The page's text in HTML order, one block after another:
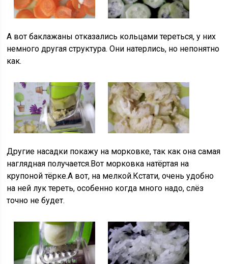
А вот баклажаны отказались кольцами тереться, у них
немного другая структура. Они натерлись, но непонятно
как.
Другие насадки покажу на морковке, так как она самая
наглядная получается.Вот морковка натёртая на
крупоной тёрке.А вот, на мелкой.Кстати, очень удобно
на ней лук тереть, особенно когда много надо, слёз
точно не будет.